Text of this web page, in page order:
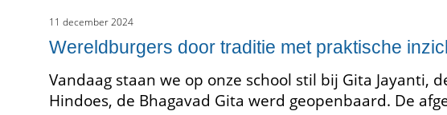
11 december 2024
Wereldburgers door traditie met praktische
Vandaag staan we op onze school stil bij Gita Jayanti,
Hindoes, de Bhagavad Gita werd geopenbaard. De